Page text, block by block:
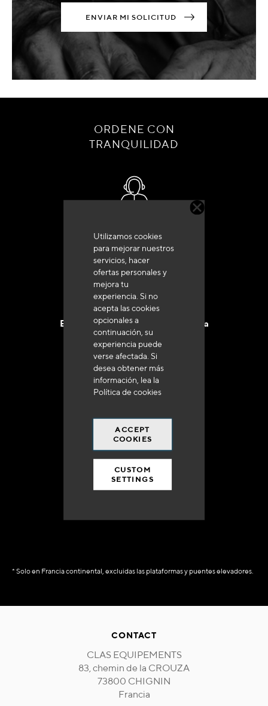
Utilizamos cookies
para mejorar nuestros
servicios, hacer
ofertas personales y
mejora tu
experiencia. Si no
acepta las cookies
opcionales a
continuación, su
experiencia puede
verse afectada. Si
desea obtener más
información, lea la
Política de cookies
ACCEPT
COOKIES
CUSTOM
SETTINGS
ENVIAR MI SOLICITUD
ORDENE CON
TRANQUILIDAD
+33 (0)4 79 72 62 22 Pulse 1
Entrega en 48 a 72 horas en Francia
a 250 euros*
* Solo en Francia continental, excluidas las plataformas y puentes elevadores.
CONTACT
CLAS EQUIPEMENTS
83, chemin de la CROUZA
73800 CHIGNIN
Francia